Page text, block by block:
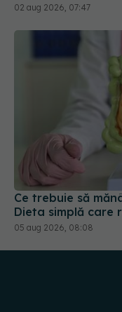
Ce trebuie să
Dieta simplă care
05 aug 2026, 08:08